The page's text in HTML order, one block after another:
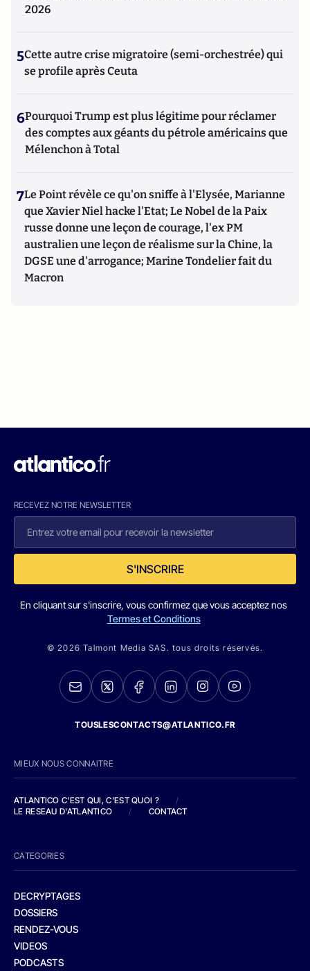
2026
5Cette autre crise migratoire (semi-orchestrée) qui
se profile après Ceuta
6Pourquoi Trump est plus légitime pour réclamer
des comptes aux géants du pétrole américains que
Mélenchon à Total
7Le Point révèle ce qu'on sniffe à l'Elysée, Marianne
que Xavier Niel hacke l'Etat; Le Nobel de la Paix
russe donne une leçon de courage, l'ex PM
australien une leçon de réalisme sur la Chine, la
DGSE une d'arrogance; Marine Tondelier fait du
Macron
RECEVEZ NOTRE NEWSLETTER
S'INSCRIRE
En cliquant sur s'inscrire, vous confirmez que vous acceptez nos
Termes et Conditions
© 2026 Talmont Media SAS. tous droits réservés.
TOUSLESCONTACTS@ATLANTICO.FR
MIEUX NOUS CONNAITRE
ATLANTICO C'EST QUI, C'EST QUOI ?
/
LE RESEAU D'ATLANTICO
/ CONTACT
CATEGORIES
DECRYPTAGES
DOSSIERS
RENDEZ-VOUS
VIDEOS
PODCASTS